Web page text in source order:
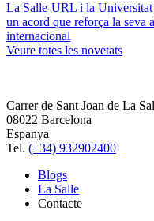
La Salle-URL i la
un acord que reforça la seva
internacional
Veure totes les novetats
Carrer de Sant Joan de La
08022 Barcelona
Espanya
Tel. (+34) 932902400
Blogs
La Salle
Contacte